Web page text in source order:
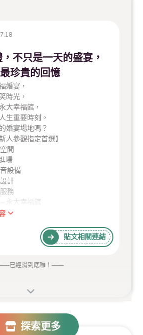
不只是一天的盛宴，
珍貴的回憶
婚宴，
時光，
大幸福館，
生重要時刻。
婚宴場地嗎？
人參觀指定首選】
間
場
設備
計
務
永大幸福館
#婚禮首選 #台南宴會廳 #婚禮
貼文相關連結
已經滑到底囉！ ——
探索更多